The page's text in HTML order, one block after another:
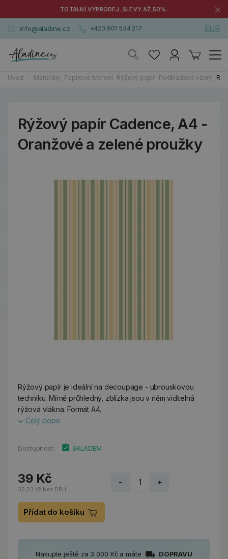
TOTÁLNÍ VÝPRODEJ. SLEVY AŽ 50%. ×
info@aladine.cz +420 601 534 217 EUR
Úvod Materiály Papírové tvoření Rýžový papír Podkladové vzory
Rýžový papír Cadence, A4 -
Oranžové a zelené proužky
Rýžový papír je ideální na decoupage - ubrouskovou
techniku. Mírně průhledný, zblízka jsou v něm viditelná
rýžová vlákna. Formát A4.
Celý popis
Dostupnost: SKLADEM
39 Kč
32,23 Kč bez DPH
- +
Přidat do košíku
Nakupte ještě za 3 000 Kč a máte
DOPRAVU